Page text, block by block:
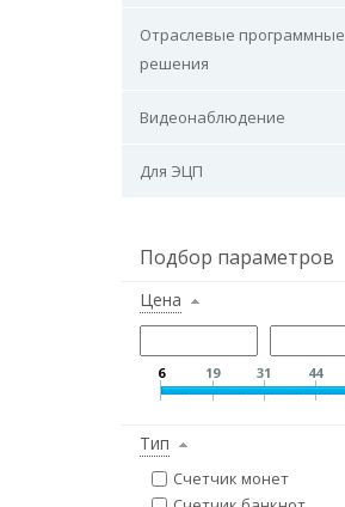
Отраслевые программные
решения
Видеонаблюдение
Для ЭЦП
Подбор параметров
Цена
6 19 31 44
Тип
Счетчик монет